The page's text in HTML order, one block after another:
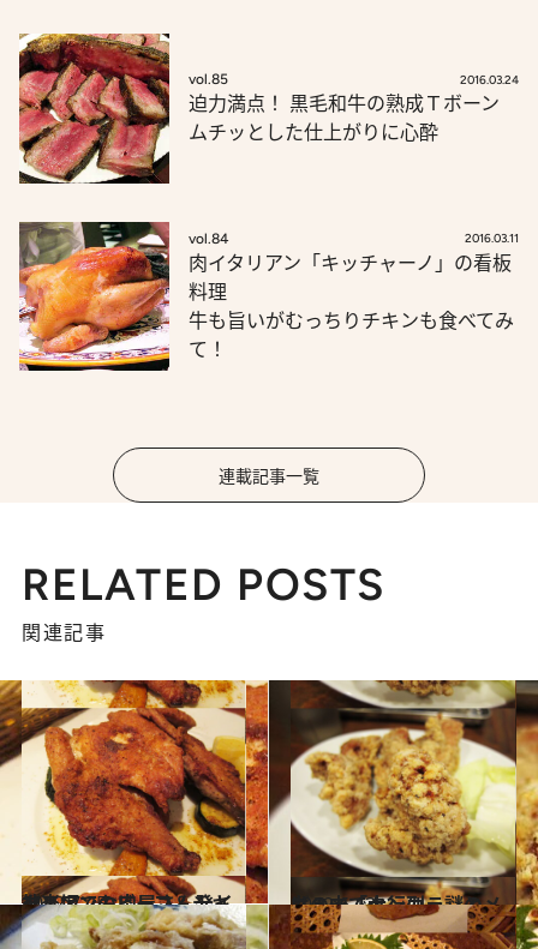
vol.85 2016.03.24
迫力満点！ 黒毛和牛の熟成Ｔボーン
ムチッとした仕上がりに心酔
vol.84 2016.03.11
肉イタリアン「キッチャーノ」の看板
料理
牛も旨いがむっちりチキンも食べてみ
て！
連載記事一覧
RELATED POSTS
関連記事
2012.7.25
神楽坂でお肉屋さん発イタリアンのビーフ＆チキン！
グルメ 2012.6.13
丸の内で大行列。謎のメニュー「タンカラ」とは？
グルメ